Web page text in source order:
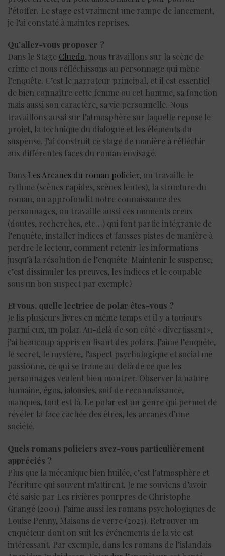
l’étoffer. Le stage est vraiment une rampe de lancement,
je l’ai constaté à maintes reprises.
Qu’allez-vous proposer ?
Dans le Stage Cluedo, nous travaillons sur la scène de
crime et nous réfléchissons au personnage qui mène
l’enquête. C’est le narrateur principal, et il est essentiel
de bien connaître cette femme ou cet homme, sa fonction
mais aussi son caractère, sa vie personnelle. Nous
travaillons aussi sur l’atmosphère sur laquelle repose le
projet, la technique du dialogue et les éléments du
suspense. J’ai construit ce stage de manière à réfléchir
aux différentes faces du roman envisagé.
Dans Les Arcanes du roman policier, on travaille le
rythme (scènes rapides, scènes lentes), la structure du
roman, on approfondit notre connaissance des
personnages, on travaille aussi ces moments creux
(doutes, recherches, etc…) qui font partie intégrante de
l’enquête, installer indices et fausses pistes de manière à
perdre le lecteur, comment retenir les informations
jusqu’à la résolution de l’enquête. Maintenir le suspense,
c’est dissimuler les preuves, les indices et le coupable
sous un bon suspect par exemple !
Et vous, quelle lectrice de polar êtes-vous ?
Je lis plusieurs livres en même temps et il y a toujours
parmi eux, un polar. Au-delà de son côté « divertissant »,
j’ai beaucoup appris en lisant des polars. J’aime l’enquête,
le secret, le mystère, l’aspect psychologique et social me
passionne, ce qui se trame au-delà de ce que les
personnages veulent bien montrer. Observer la nature
humaine, égos, jalousies, soif de reconnaissance,
manques, tout est là. Le polar est un genre qui permet de
révéler la face cachée des êtres, les arcanes d’une
société.
Quels romans policiers avez-vous particulièrement
appréciés ?
Plus que la mécanique bien huilée, c’est l’atmosphère et
l’écriture qui souvent m’attirent. Je me souviens d’avoir
été saisie par Les rivières pourpres de Christophe
Grangé (2001). J’aime aussi les romans psychologiques de
Louise Penny, Maisons de verre (2025). Retrouver un
enquêteur dont on suit les événements de la vie est
intéressant. Par exemple, dans les romans de l’islandais